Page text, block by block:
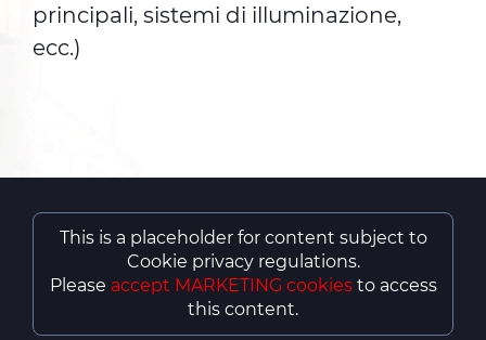
principali, sistemi di illuminazione,
ecc.)
This is a placeholder for content subject to
Cookie privacy regulations.
Please accept MARKETING cookiesto access
this content.